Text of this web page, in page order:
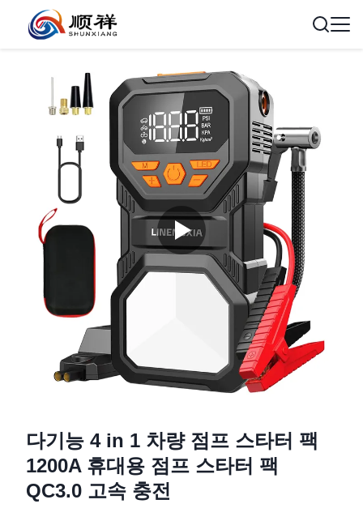
다기능 4 in 1 차량 점프 스타터 팩
1200A 휴대용 점프 스타터 팩
QC3.0 고속 충전